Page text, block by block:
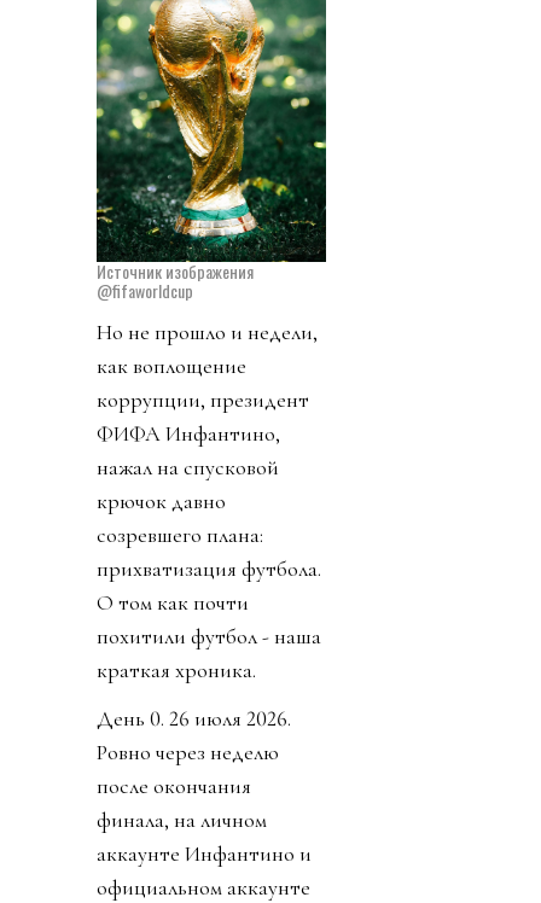
Источник изображения
@fifaworldcup
Но не прошло и недели,
как воплощение
коррупции, президент
ФИФА Инфантино,
нажал на спусковой
крючок давно
созревшего плана:
прихватизация футбола.
О том как почти
похитили футбол - наша
краткая хроника.
День 0. 26 июля 2026.
Ровно через неделю
после окончания
финала, на личном
аккаунте Инфантино и
официальном аккаунте